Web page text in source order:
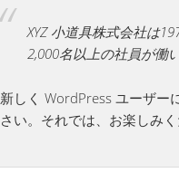
XYZ 小道具株式会社は
2,000名以上の社員が働
新しく WordPress ユーザー
さい。それでは、お楽しみ